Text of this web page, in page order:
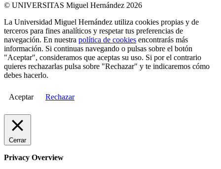
© UNIVERSITAS Miguel Hernández 2026
La Universidad Miguel Hernández utiliza cookies propias y de
terceros para fines analíticos y respetar tus preferencias de
navegación. En nuestra política de cookies encontrarás más
información. Si continuas navegando o pulsas sobre el botón
"Aceptar", consideramos que aceptas su uso. Si por el contrario
quieres rechazarlas pulsa sobre "Rechazar" y te indicaremos cómo
debes hacerlo.
Aceptar Rechazar
Cerrar
Privacy Overview